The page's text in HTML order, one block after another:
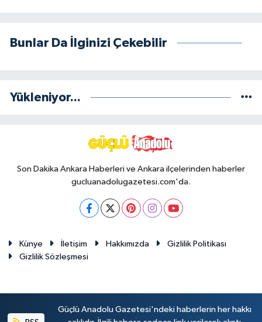
Bunlar Da İlginizi Çekebilir
Yükleniyor...
Son Dakika Ankara Haberleri ve Ankara ilçelerinden haberler
gucluanadolugazetesi.com'da.
Künye İletişim Hakkımızda
Gizlilik Politikası
Gizlilik Sözleşmesi
Güçlü Anadolu Gazetesi'ndeki haberlerin her hakkı